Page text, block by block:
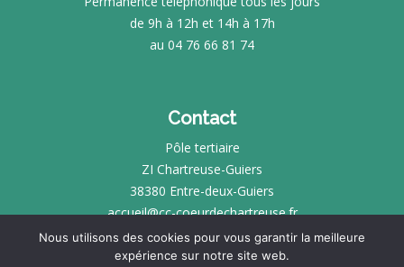
de 9h à 12h et 14h à 17h
au 04 76 66 81 74
Contact
Pôle tertiaire
ZI Chartreuse-Guiers
38380 Entre-deux-Guiers
accueil@cc-coeurdechartreuse.fr
Nous utilisons des cookies pour vous garantir la meilleure
expérience sur notre site web.